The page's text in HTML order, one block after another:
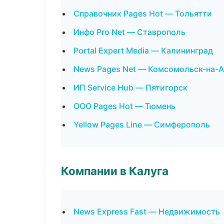
Справочник Pages Hot — Тольятти
Инфо Pro Net — Ставрополь
Portal Expert Media — Калининград
News Pages Net — Комсомольск-на-
ИП Service Hub — Пятигорск
ООО Pages Hot — Тюмень
Yellow Pages Line — Симферополь
Компании в Калуга
News Express Fast — Недвижимость